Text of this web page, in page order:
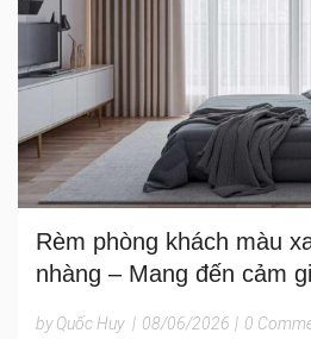
Rèm phòng khách màu
nhàng – Mang đến cảm
by Quốc Huy | 08/06/2026 | 0